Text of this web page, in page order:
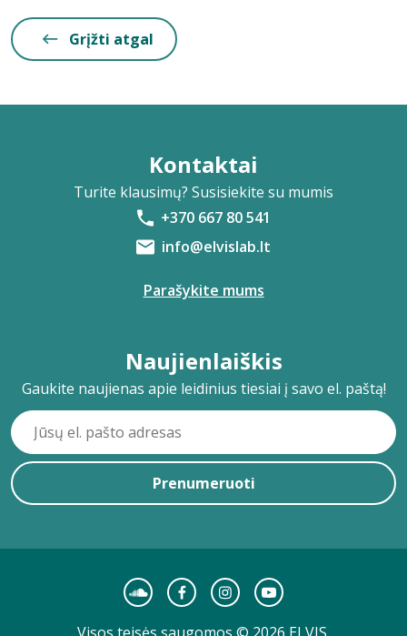
Grįžti atgal
Kontaktai
Turite klausimų? Susisiekite su mumis
+370 667 80 541
info@elvislab.lt
Parašykite mums
Naujienlaiškis
Gaukite naujienas apie leidinius tiesiai į savo el. paštą!
Prenumeruoti